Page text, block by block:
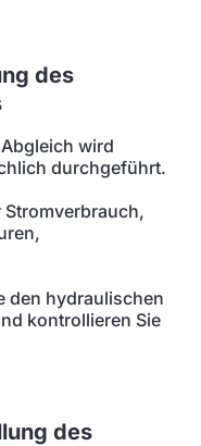
des
wird
durchgeführt.
Stromverbrauch,
den hydraulischen
kontrollieren Sie
des